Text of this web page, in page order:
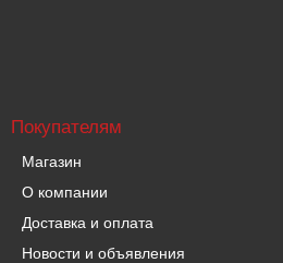
Покупателям
Магазин
О компании
Доставка и оплата
Новости и объявления